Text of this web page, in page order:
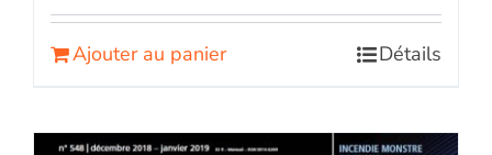
Ajouter au panier Détails